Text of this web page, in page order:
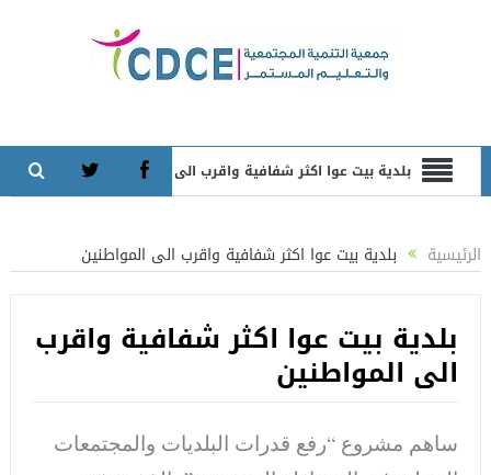
بلدية بيت عوا اكثر شفافية واقرب الى المواطنين
الرئيسية بلدية بيت عوا اكثر شفافية واقرب الى المواطنين
بلدية بيت عوا اكثر شفافية واقرب
الى المواطنين
ساهم مشروع “رفع قدرات البلديات والمجتمعات